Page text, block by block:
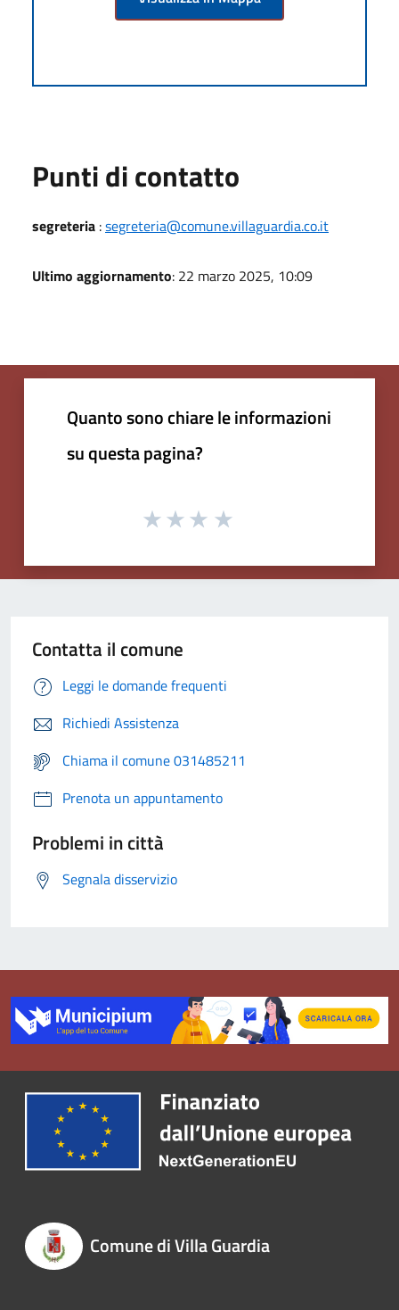
Punti di contatto
segreteria :segreteria@comune.villaguardia.co.it
Ultimo aggiornamento: 22 marzo 2025, 10:09
Quanto sono chiare le informazioni
su questa pagina?
Contatta il comune
Leggi le domande frequenti
Richiedi Assistenza
Chiama il comune 031485211
Prenota un appuntamento
Problemi in città
Segnala disservizio
Comune di Villa Guardia